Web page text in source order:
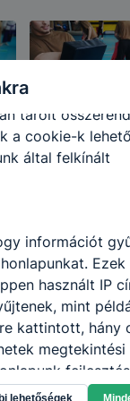
cookie)
tárolódnak a
tárolt
a cookie-k
által felkínált
információt
használt IP
mint
kattintott, hány
megtekintési
céljából történik.
lehetőségek